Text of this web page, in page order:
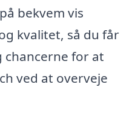
bekvem vis
kvalitet, så du får
for at
ved at overveje